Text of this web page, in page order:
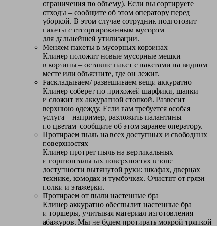
ограничения по объему). Если вы сортируете
отходы – сообщите об этом оператору перед
уборкой. В этом случае сотрудник подготовит
пакеты с отсортированным мусором
для дальнейшей утилизации.
Меняем пакеты в мусорных корзинах
Клинер положит новые мусорные мешки
в корзины – оставьте пакет с пакетами на видном
месте или объясните, где он лежит.
Раскладываем/ развешиваем вещи аккуратно
Клинер соберет по прихожей шарфики, шапки
и сложит их аккуратной стопкой. Развесит
верхнюю одежду. Если вам требуется особая
услуга – например, разложить палантины
по цветам, сообщите об этом заранее оператору.
Протираем пыль на всех доступных и свободных
поверхностях
Клинер протрет пыль на вертикальных
и горизонтальных поверхностях в зоне
доступности вытянутой руки: шкафах, дверцах,
технике, комодах и тумбочках. Очистит от грязи
полки и этажерки.
Протираем от пыли настенные бра
Клинер аккуратно обеспылит настенные бра
и торшеры, учитывая материал изготовления
абажуров. Мы не будем протирать мокрой тряпкой